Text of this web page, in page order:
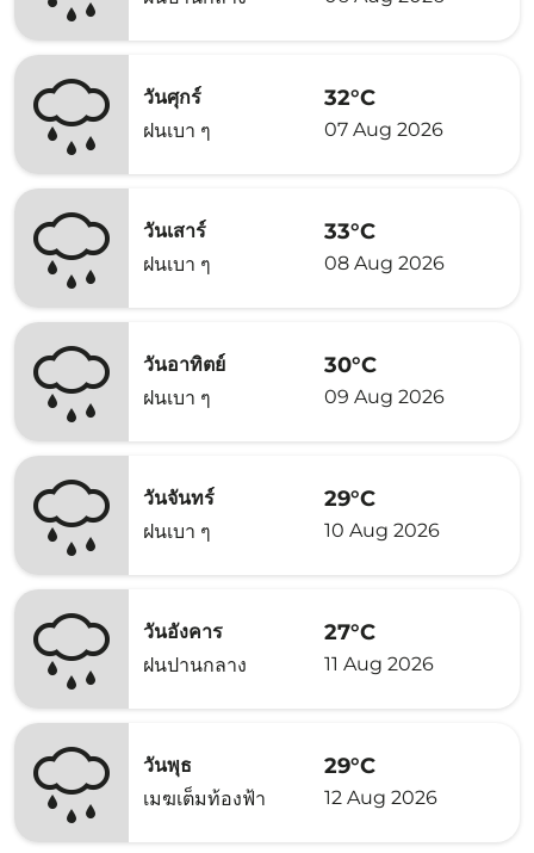
วันศุกร์
ฝนเบา ๆ
32°C
07 Aug 2026
วันเสาร์
ฝนเบา ๆ
33°C
08 Aug 2026
วันอาทิตย์
ฝนเบา ๆ
30°C
09 Aug 2026
วันจันทร์
ฝนเบา ๆ
29°C
10 Aug 2026
วันอังคาร
ฝนปานกลาง
27°C
11 Aug 2026
วันพุธ
เมฆเต็มท้องฟ้า
29°C
12 Aug 2026